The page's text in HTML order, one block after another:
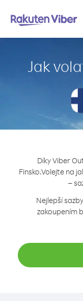
Jak
Díky Viber
Finsko.Volejte na
–
Nejlepší
zakoupením